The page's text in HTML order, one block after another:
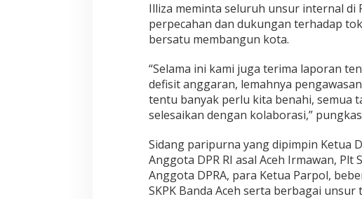
Illiza meminta seluruh unsur internal di
perpecahan dan dukungan terhadap
bersatu membangun kota.
“Selama ini kami juga terima laporan
defisit anggaran, lemahnya
tentu banyak perlu kita benahi, semua
selesaikan dengan kolaborasi,”
Sidang paripurna yang dipimpin Ketua
Anggota DPR RI asal Aceh Irmawan,
Anggota DPRA, para Ketua Parpol,
SKPK Banda Aceh serta berbagai